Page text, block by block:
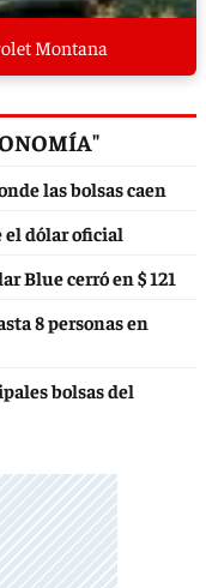
Montana
las bolsas caen
el dólar oficial
Blue cerró en $ 121
8 personas en
bolsas del